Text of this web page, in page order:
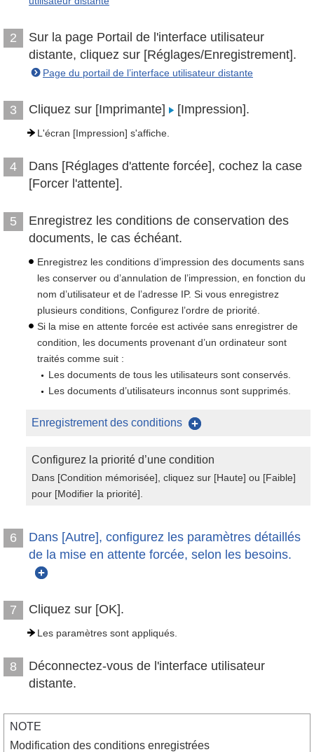
2
Sur la page Portail de l'interface utilisateur
distante, cliquez sur [Réglages/Enregistrement].
Page du portail de l’interface utilisateur distante
3 Cliquez sur [Imprimante] [Impression].
L'écran [Impression] s'affiche.
4
Dans [Réglages d'attente forcée], cochez la case
[Forcer l'attente].
5
Enregistrez les conditions de conservation des
documents, le cas échéant.
Enregistrez les conditions d’impression des documents sans
les conserver ou d’annulation de l’impression, en fonction du
nom d’utilisateur et de l’adresse IP. Si vous enregistrez
plusieurs conditions, Configurez l’ordre de priorité.
Si la mise en attente forcée est activée sans enregistrer de
condition, les documents provenant d’un ordinateur sont
traités comme suit :
Les documents de tous les utilisateurs sont conservés.
Les documents d’utilisateurs inconnus sont supprimés.
Enregistrement des conditions
Configurez la priorité d’une condition
Dans [Condition mémorisée], cliquez sur [Haute] ou [Faible]
pour [Modifier la priorité].
6
Dans [Autre], configurez les paramètres détaillés
de la mise en attente forcée, selon les besoins.
7 Cliquez sur [OK].
Les paramètres sont appliqués.
8
Déconnectez-vous de l'interface utilisateur
distante.
NOTE
Modification des conditions enregistrées